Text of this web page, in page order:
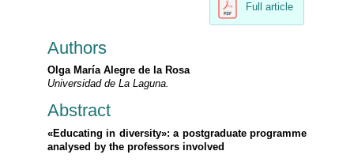
Full article
Authors
Olga María Alegre de la Rosa
Universidad de La Laguna.
Abstract
«Educating in diversity»: a postgraduate programme
analysed by the professors involved